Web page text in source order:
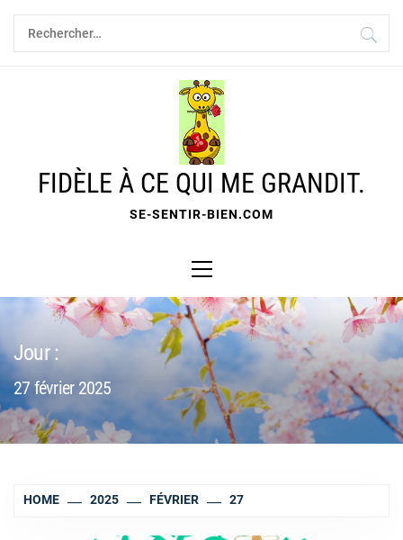
Skip
content
Rechercher :
FIDÈLE À CE QUI ME GRANDIT.
SE-SENTIR-BIEN.COM
Menu
Jour :
27 février 2025
HOME 2025 FÉVRIER 27